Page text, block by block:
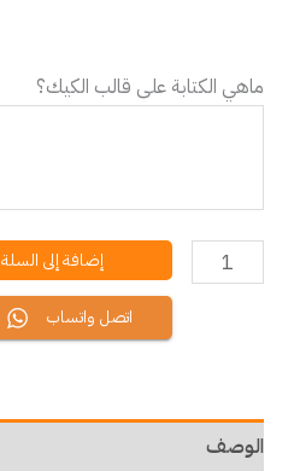
ماهي الكتابة على قالب الكيك؟
إضافة إلى السلة
اتصل واتساب
الوصف